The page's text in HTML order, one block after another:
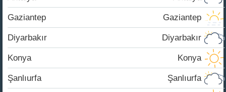
Gaziantep Gaziantep
Diyarbakır Diyarbakır
Konya Konya
Şanlıurfa Şanlıurfa